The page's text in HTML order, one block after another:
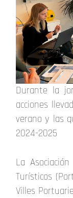
Durante la
acciones
verano y las
2024-2025
La
Turísticos
Villes